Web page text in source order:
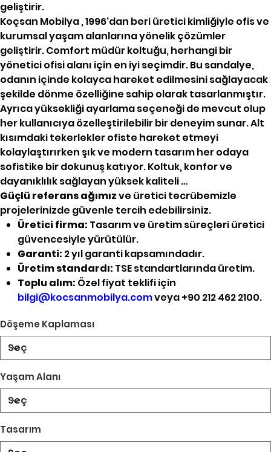
geliştirir.
Koçsan Mobilya , 1996'dan beri üretici kimliğiyle ofis ve
kurumsal yaşam alanlarına yönelik çözümler
geliştirir. Comfort müdür koltuğu, herhangi bir
yönetici ofisi alanı için en iyi seçimdir. Bu sandalye,
odanın içinde kolayca hareket edilmesini sağlayacak
şekilde dönme özelliğine sahip olarak tasarlanmıştır.
Ayrıca yüksekliği ayarlama seçeneği de mevcut olup
her kullanıcıya özelleştirilebilir bir deneyim sunar. Alt
kısımdaki tekerlekler ofiste hareket etmeyi
kolaylaştırırken şık ve modern tasarım her odaya
sofistike bir dokunuş katıyor. Koltuk, konfor ve
dayanıklılık sağlayan yüksek kaliteli …
Güçlü referans ağımızve üretici tecrübemizle
projelerinizde güvenle tercih edebilirsiniz.
Üretici firma: Tasarım ve üretim süreçleri üretici
güvencesiyle yürütülür.
Garanti: 2 yıl garanti kapsamındadır.
Üretim standardı: TSE standartlarında üretim.
Toplu alım: Özel fiyat teklifi için
bilgi@kocsanmobilya.comveya +90 212 462 2100.
Döşeme Kaplaması
Yaşam Alanı
Tasarım